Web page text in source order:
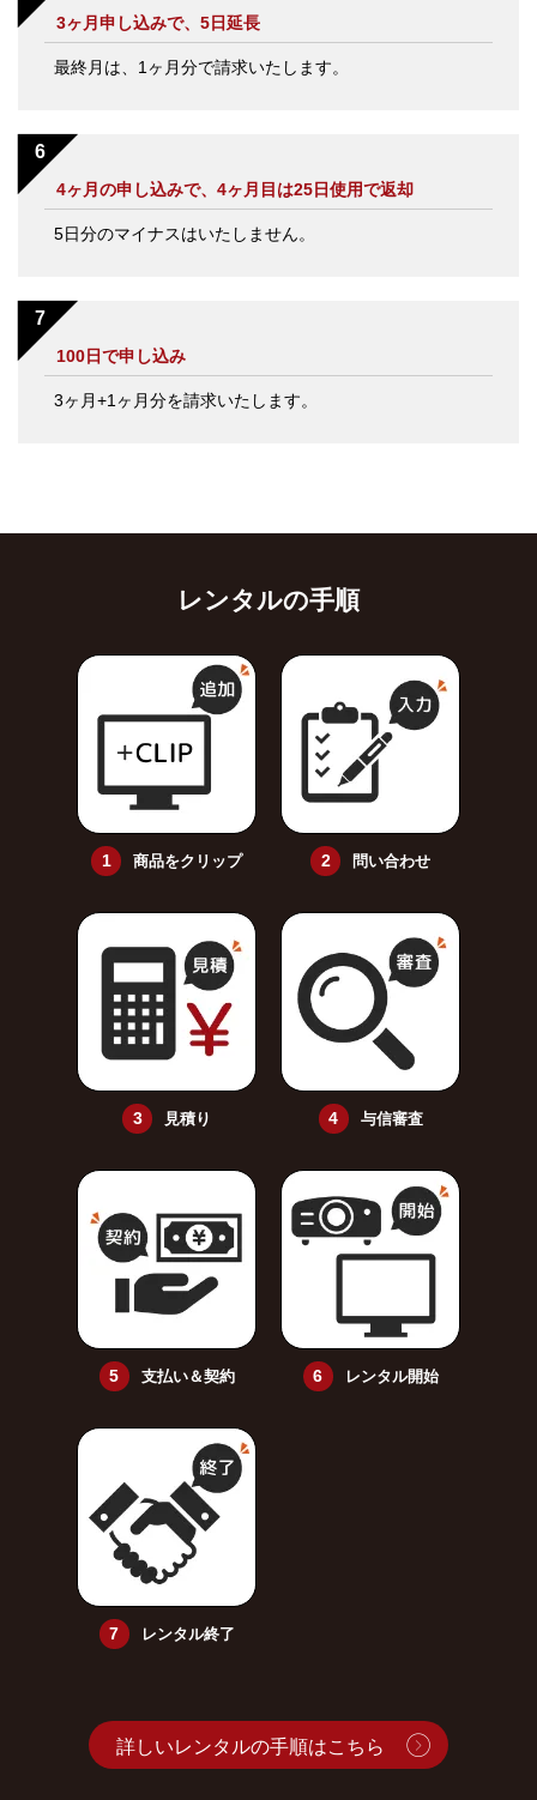
3ヶ月申し込みで、5日延長
最終月は、1ヶ月分で請求いたします。
4ヶ月の申し込みで、4ヶ月目は25日使用で返却
5日分のマイナスはいたしません。
100日で申し込み
3ヶ月+1ヶ月分を請求いたします。
レンタルの手順
商品をクリップ 問い合わせ
見積り 与信審査
支払い＆契約 レンタル開始
レンタル終了
詳しいレンタルの手順はこちら